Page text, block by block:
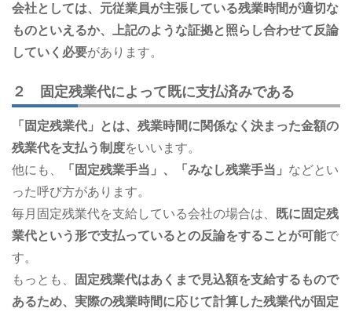
会社としては、元従業員が主張している残業時間が適切な
ものといえるか、上記のような証拠と照らし合わせて反論
していく必要があります。
２ 固定残業代によって既に支払済みである
「固定残業代」とは、残業時間に関係なく決まった金額の
残業代を支払う制度をいいます。
他にも、
「固定残業手当」、「みなし残業手当」 などとい
った呼び方があります。
毎月固定残業代を支給している会社の場合は、
既に固定残
業代という形で支払っているとの反論をすることが可能で
す。
もっとも、
固定残業代はあくまで見込額を支給するもので
あるため、実際の残業時間に応じて計算した残業代が固定